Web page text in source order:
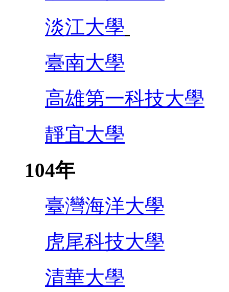
淡江大學
臺南大學
高雄第一科技大學
靜宜大學
104年
臺灣海洋大學
虎尾科技大學
清華大學